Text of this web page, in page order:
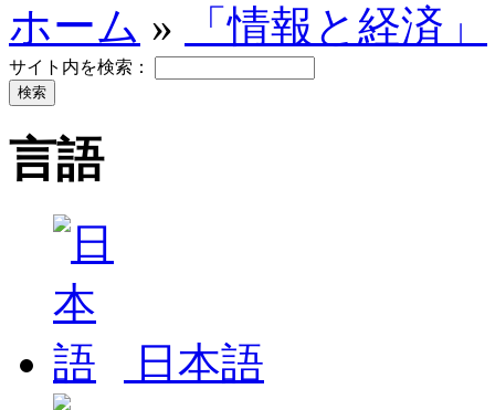
ホーム » 「情報と経済」
サイト内を検索：
言語
日本語